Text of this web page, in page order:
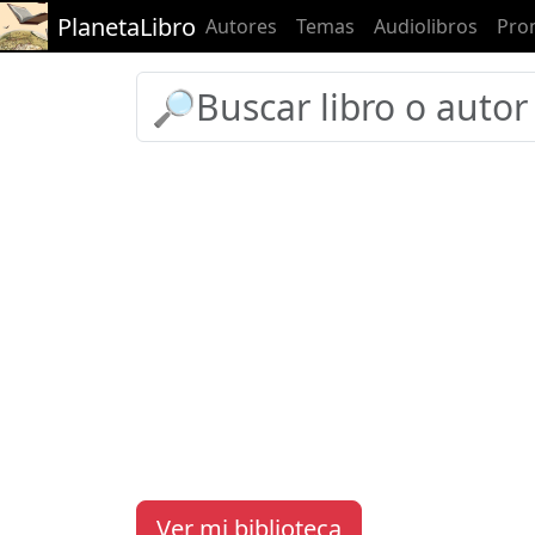
PlanetaLibro Autores Temas Audiolibros
Ver mi biblioteca